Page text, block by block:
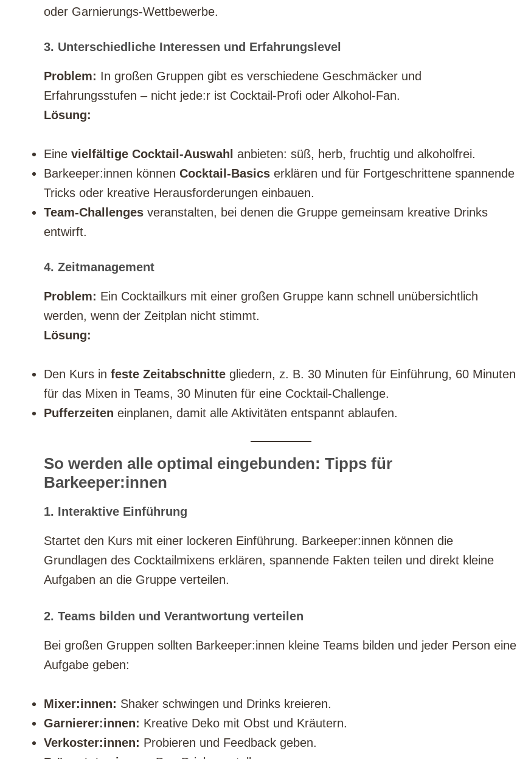
oder Garnierungs-Wettbewerbe.
3. Unterschiedliche Interessen und Erfahrungslevel
Problem: In großen Gruppen gibt es verschiedene Geschmäcker und
Erfahrungsstufen – nicht jede:r ist Cocktail-Profi oder Alkohol-Fan.
Lösung:
Eine vielfältige Cocktail-Auswahl anbieten: süß, herb, fruchtig und alkoholfrei.
Barkeeper:innen können Cocktail-Basics erklären und für Fortgeschrittene spannende
Tricks oder kreative Herausforderungen einbauen.
Team-Challenges veranstalten, bei denen die Gruppe gemeinsam kreative Drinks
entwirft.
4. Zeitmanagement
Problem: Ein Cocktailkurs mit einer großen Gruppe kann schnell unübersichtlich
werden, wenn der Zeitplan nicht stimmt.
Lösung:
Den Kurs in feste Zeitabschnitte gliedern, z. B. 30 Minuten für Einführung, 60 Minuten
für das Mixen in Teams, 30 Minuten für eine Cocktail-Challenge.
Pufferzeiten einplanen, damit alle Aktivitäten entspannt ablaufen.
So werden alle optimal eingebunden: Tipps für
Barkeeper:innen
1. Interaktive Einführung
Startet den Kurs mit einer lockeren Einführung. Barkeeper:innen können die
Grundlagen des Cocktailmixens erklären, spannende Fakten teilen und direkt kleine
Aufgaben an die Gruppe verteilen.
2. Teams bilden und Verantwortung verteilen
Bei großen Gruppen sollten Barkeeper:innen kleine Teams bilden und jeder Person eine
Aufgabe geben:
Mixer:innen: Shaker schwingen und Drinks kreieren.
Garnierer:innen: Kreative Deko mit Obst und Kräutern.
Verkoster:innen: Probieren und Feedback geben.